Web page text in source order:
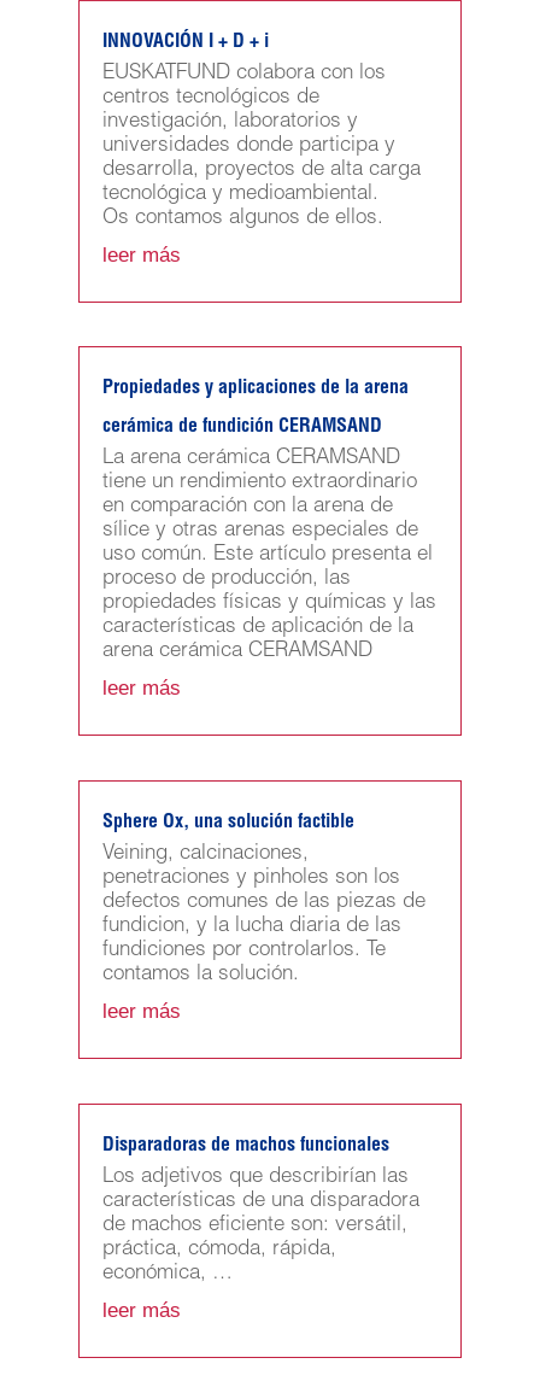
INNOVACIÓN I + D + i
EUSKATFUND colabora con los
centros tecnológicos de
investigación, laboratorios y
universidades donde participa y
desarrolla, proyectos de alta carga
tecnológica y medioambiental.
Os contamos algunos de ellos.
leer más
Propiedades y aplicaciones de la arena
cerámica de fundición CERAMSAND
La arena cerámica CERAMSAND
tiene un rendimiento extraordinario
en comparación con la arena de
sílice y otras arenas especiales de
uso común. Este artículo presenta el
proceso de producción, las
propiedades físicas y químicas y las
características de aplicación de la
arena cerámica CERAMSAND
leer más
Sphere Ox, una solución factible
Veining, calcinaciones,
penetraciones y pinholes son los
defectos comunes de las piezas de
fundicion, y la lucha diaria de las
fundiciones por controlarlos. Te
contamos la solución.
leer más
Disparadoras de machos funcionales
Los adjetivos que describirían las
características de una disparadora
de machos eficiente son: versátil,
práctica, cómoda, rápida,
económica, …
leer más